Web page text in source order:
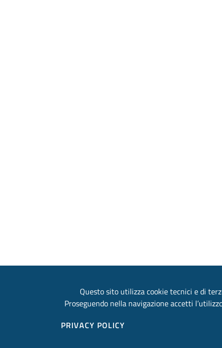
Questo sito utilizza cookie tecnici e di
Proseguendo nella navigazione accetti
PRIVACY POLICY